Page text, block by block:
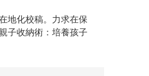
地化校稿。力求在保
子收納術：培養孩子